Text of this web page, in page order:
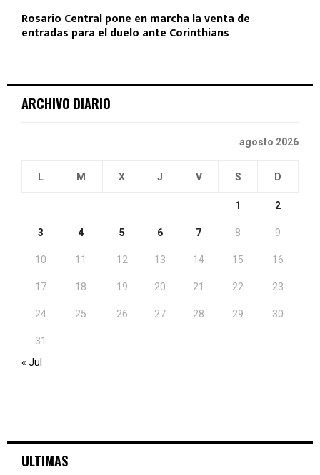
Rosario Central pone en marcha la venta de
entradas para el duelo ante Corinthians
ARCHIVO DIARIO
agosto 2026
L M X J V S D
1 2
3 4 5 6 7 8 9
10 11 12 13 14 15 16
17 18 19 20 21 22 23
24 25 26 27 28 29 30
31
« Jul
ULTIMAS